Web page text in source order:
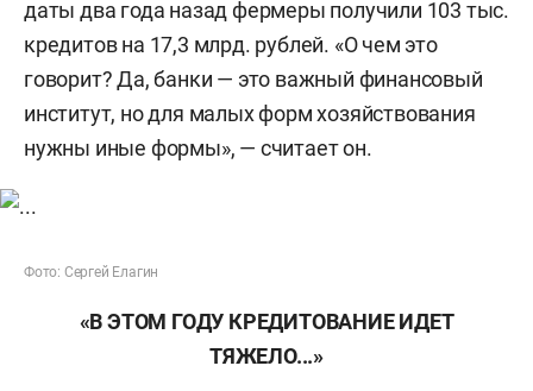
даты два года назад фермеры получили 103 тыс.
кредитов на 17,3 млрд. рублей. «О чем это
говорит? Да, банки — это важный финансовый
институт, но для малых форм хозяйствования
нужны иные формы», — считает он.
Фото: Сергей Елагин
«В ЭТОМ ГОДУ КРЕДИТОВАНИЕ ИДЕТ
ТЯЖЕЛО...»